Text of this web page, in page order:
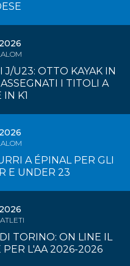
J/U23: OTTO KAYAK IN
I TITOLI A
IN K1
A ÉPINAL PER GLI
E UNDER 23
TORINO: ON LINE IL
L'AA 2026-2026